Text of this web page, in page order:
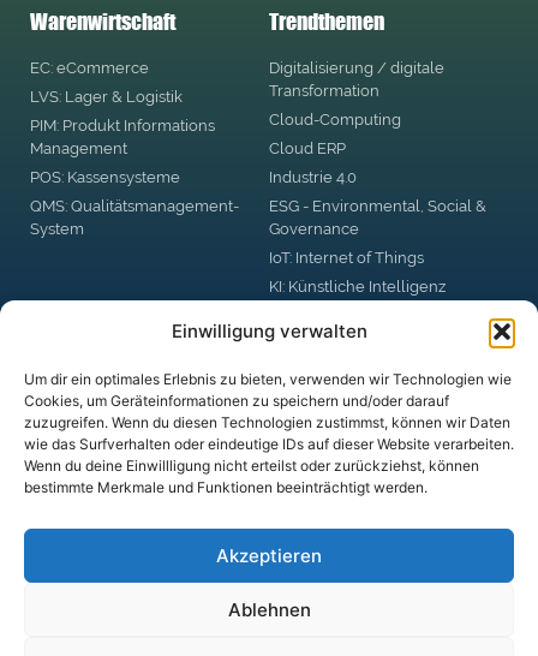
Einwilligung verwalten
Um dir ein optimales Erlebnis zu bieten, verwenden wir Technologien wie
Cookies, um Geräteinformationen zu speichern und/oder darauf
zuzugreifen. Wenn du diesen Technologien zustimmst, können wir Daten
wie das Surfverhalten oder eindeutige IDs auf dieser Website verarbeiten.
Wenn du deine Einwillligung nicht erteilst oder zurückziehst, können
bestimmte Merkmale und Funktionen beeinträchtigt werden.
Akzeptieren
Ablehnen
Warenwirtschaft
EC: eCommerce
LVS: Lager & Logistik
PIM: Produkt Informations
Management
POS: Kassensysteme
QMS: Qualitätsmanagement-
System
Trendthemen
Digitalisierung / digitale
Transformation
Cloud-Computing
Cloud ERP
Industrie 4.0
ESG - Environmental, Social &
Governance
IoT: Internet of Things
KI: Künstliche Intelligenz
Automation
Blockchain
DSGVO: Datenschutzgrund-
Verordnung
Digital Business Security